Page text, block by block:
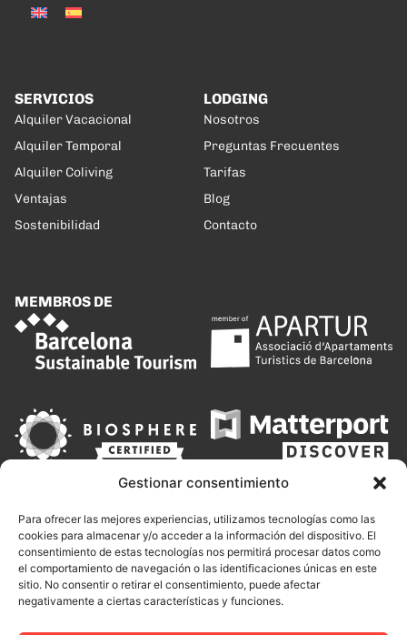
Gestionar consentimiento
Para ofrecer las mejores experiencias, utilizamos tecnologías como las
cookies para almacenar y/o acceder a la información del dispositivo. El
consentimiento de estas tecnologías nos permitirá procesar datos como
el comportamiento de navegación o las identificaciones únicas en este
sitio. No consentir o retirar el consentimiento, puede afectar
negativamente a ciertas características y funciones.
SERVICIOS
Alquiler Vacacional
Alquiler Temporal
Alquiler Coliving
Ventajas
Sostenibilidad
LODGING
Nosotros
Preguntas Frecuentes
Tarifas
Blog
Contacto
MEMBROS DE